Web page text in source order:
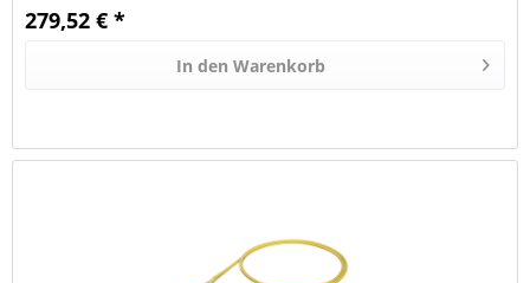
279,52 € *
In den Warenkorb